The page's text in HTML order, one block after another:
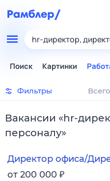
hr-директор,
Поиск Картинки
Фильтры
Вакансии «hr-
персоналу»
Директор офиса/
от 200 000 ₽